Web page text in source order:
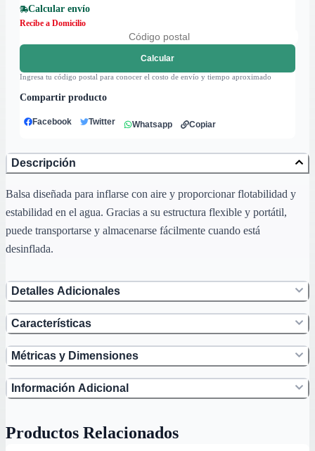
Calcular envío
Recibe a Domicilio
Calcular
Ingresa tu código postal para conocer el costo de envío y tiempo aproximado
Compartir producto
Facebook Twitter Whatsapp Copiar
Descripción
Balsa diseñada para inflarse con aire y proporcionar flotabilidad y
estabilidad en el agua. Gracias a su estructura flexible y portátil,
puede transportarse y almacenarse fácilmente cuando está
desinflada.
Detalles Adicionales
Características
Métricas y Dimensiones
Información Adicional
Productos Relacionados